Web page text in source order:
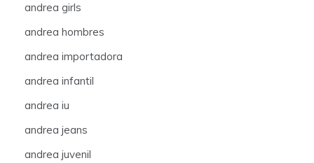
andrea girls
andrea hombres
andrea importadora
andrea infantil
andrea iu
andrea jeans
andrea juvenil